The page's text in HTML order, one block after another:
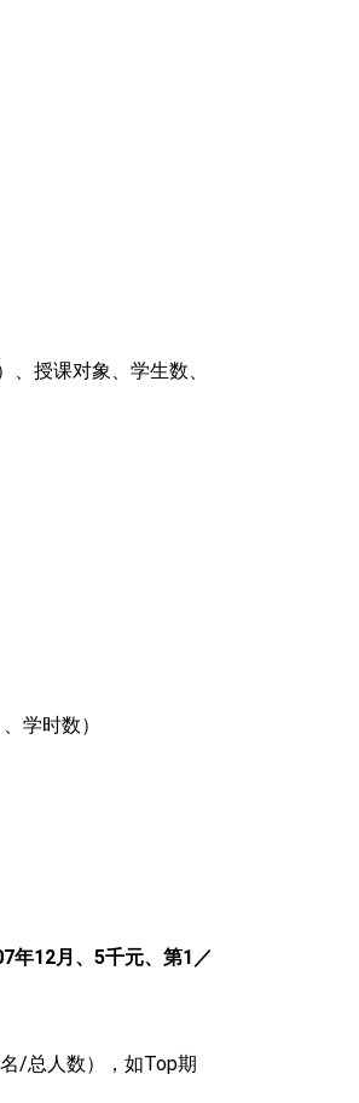
、授课对象、学生数、
学时数）
年12月、5千元、第1 ／
/总人数），如Top期